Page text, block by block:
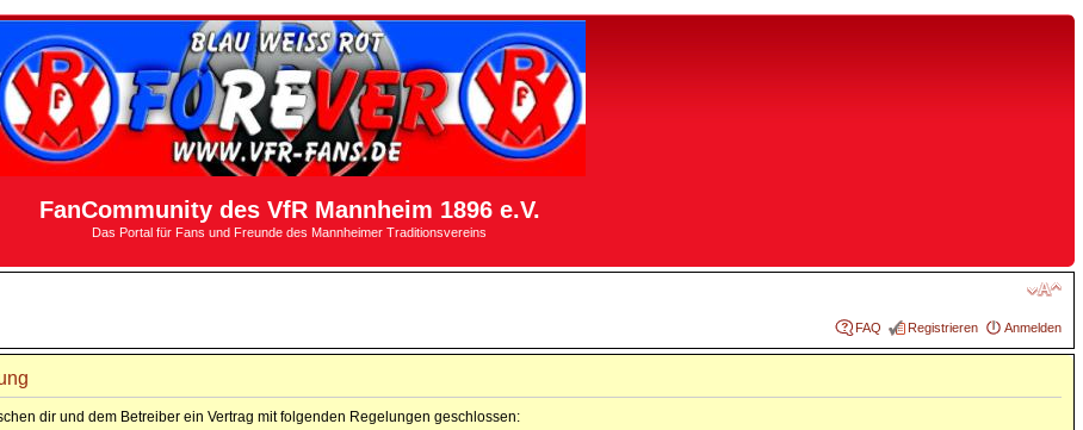
FanCommunity des VfR Mannheim 1896 e.V.
Das Portal für Fans und Freunde des Mannheimer Traditionsvereins
FAQ Registrieren Anmelden
dir und dem Betreiber ein Vertrag mit folgenden Regelungen geschlossen: